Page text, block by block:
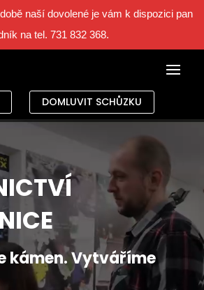
naší dovolené je vám k dispozici pan
na tel. 731 832 368.
DOMLUVIT SCHŮZKU
kámen. Vytváříme